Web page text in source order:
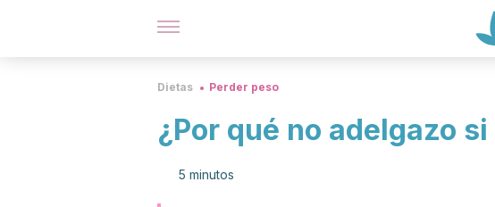
Dietas Perder peso
¿Por qué no adelgazo
5 minutos